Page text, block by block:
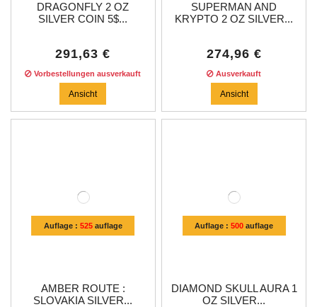
DRAGONFLY 2 OZ
SILVER COIN 5$...
291,63 €
Vorbestellungen ausverkauft
Ansicht
SUPERMAN AND
KRYPTO 2 OZ SILVER...
274,96 €
Ausverkauft
Ansicht
Auflage : 525auflage
AMBER ROUTE :
SLOVAKIA SILVER...
Auflage :500 auflage
DIAMOND SKULL AURA 1
OZ SILVER...